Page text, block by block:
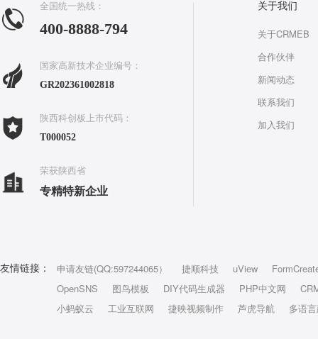
全国统一热线：
400-8888-794
国家高新技术企业编号：
GR202361002818
陕西科创板上市代码：
T000052
荣获陕西省
专精特新企业
关于我们
关于CRMEB
合作伙伴
新闻动态
联系我们
加入我们
友情链接： 申请友链(QQ:597244065） 捷顺科技 uView
OpenSNS
图鸟模板 DIY代码生成器 PHP中文网
小蚂蚁云
工业互联网 捷映视频制作 芦虎导航 多语